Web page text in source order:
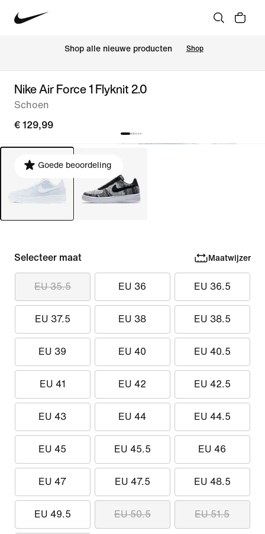
Shop alle nieuwe producten Shop
Nike Air Force 1 Flyknit 2.0
Schoen
€ 129,99
Goede beoordeling
Selecteer maat Maatwijzer
EU 35.5 EU 36 EU 36.5
EU 37.5 EU 38 EU 38.5
EU 39 EU 40 EU 40.5
EU 41 EU 42 EU 42.5
EU 43 EU 44 EU 44.5
EU 45 EU 45.5 EU 46
EU 47 EU 47.5 EU 48.5
EU 49.5 EU 50.5 EU 51.5